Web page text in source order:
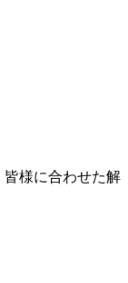
様に合わせた解